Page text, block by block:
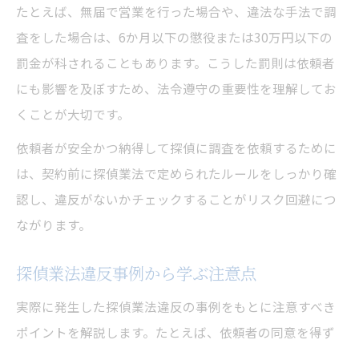
たとえば、無届で営業を行った場合や、違法な手法で調
査をした場合は、6か月以下の懲役または30万円以下の
罰金が科されることもあります。こうした罰則は依頼者
にも影響を及ぼすため、法令遵守の重要性を理解してお
くことが大切です。
依頼者が安全かつ納得して探偵に調査を依頼するために
は、契約前に探偵業法で定められたルールをしっかり確
認し、違反がないかチェックすることがリスク回避につ
ながります。
探偵業法違反事例から学ぶ注意点
実際に発生した探偵業法違反の事例をもとに注意すべき
ポイントを解説します。たとえば、依頼者の同意を得ず